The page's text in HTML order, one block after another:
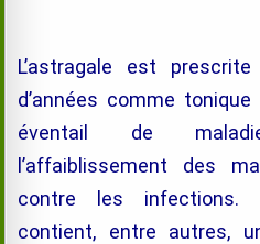
L’astragale est
d’années comme
éventail de
l’affaiblissement des
contre les infections.
contient, entre autres,